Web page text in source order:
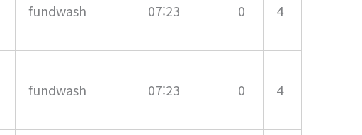
fundwash 07:23 0 4
fundwash 07:23 0 4